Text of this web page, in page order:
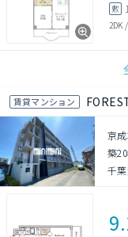
敷
2DK
賃貸マンション
京
築
千